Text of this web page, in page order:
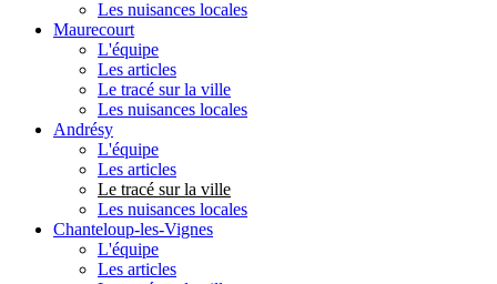
Les nuisances locales
Maurecourt
L'équipe
Les articles
Le tracé sur la ville
Les nuisances locales
Andrésy
L'équipe
Les articles
Le tracé sur la ville
Les nuisances locales
Chanteloup-les-Vignes
L'équipe
Les articles